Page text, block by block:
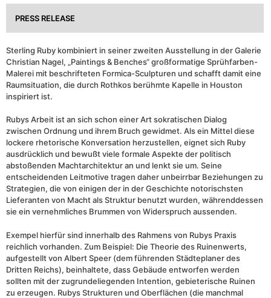
PRESS RELEASE
Sterling Ruby kombiniert in seiner zweiten Ausstellung in der Galerie
Christian Nagel, „Paintings & Benches“ großformatige Sprühfarben-
Malerei mit beschrifteten Formica-Sculpturen und schafft damit eine
Raumsituation, die durch Rothkos berühmte Kapelle in Houston
inspiriert ist.
Rubys Arbeit ist an sich schon einer Art sokratischen Dialog
zwischen Ordnung und ihrem Bruch gewidmet. Als ein Mittel diese
lockere rhetorische Konversation herzustellen, eignet sich Ruby
ausdrücklich und bewußt viele formale Aspekte der politisch
abstoßenden Machtarchitektur an und lenkt sie um. Seine
entscheidenden Leitmotive tragen daher unbeirrbar Beziehungen zu
Strategien, die von einigen der in der Geschichte notorischsten
Lieferanten von Macht als Struktur benutzt wurden, währenddessen
sie ein vernehmliches Brummen von Widerspruch aussenden.
Exempel hierfür sind innerhalb des Rahmens von Rubys Praxis
reichlich vorhanden. Zum Beispiel: Die Theorie des Ruinenwerts,
aufgestellt von Albert Speer (dem führenden Städteplaner des
Dritten Reichs), beinhaltete, dass Gebäude entworfen werden
sollten mit der zugrundeliegenden Intention, gebieterische Ruinen
zu erzeugen. Rubys Strukturen und Oberflächen (die manchmal